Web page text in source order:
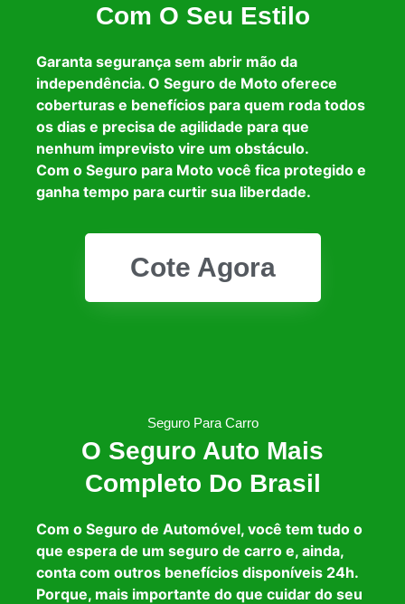
Com O Seu Estilo
Garanta segurança sem abrir mão da
independência. O Seguro de Moto oferece
coberturas e benefícios para quem roda todos
os dias e precisa de agilidade para que
nenhum imprevisto vire um obstáculo.
Com o Seguro para Moto você fica protegido e
ganha tempo para curtir sua liberdade.
Cote Agora
Seguro Para Carro
O Seguro Auto Mais
Completo Do Brasil
Com o Seguro de Automóvel, você tem tudo o
que espera de um seguro de carro e, ainda,
conta com outros benefícios disponíveis 24h.
Porque, mais importante do que cuidar do seu